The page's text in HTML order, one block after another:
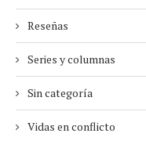
Reseñas
Series y columnas
Sin categoría
Vidas en conflicto